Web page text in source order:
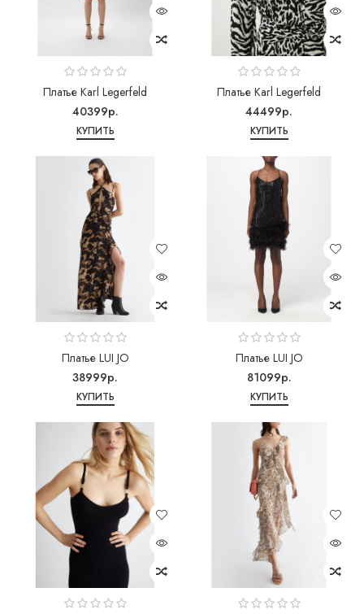
Платье Karl Legerfeld
40399р.
КУПИТЬ
Платье Karl Legerfeld
44499р.
КУПИТЬ
Платье LUI JO
38999р.
КУПИТЬ
Платье LUI JO
81099р.
КУПИТЬ